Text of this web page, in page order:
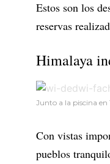
Estos son los
reservas
Himalaya
Junto a la piscina en
Con vistas
pueblos